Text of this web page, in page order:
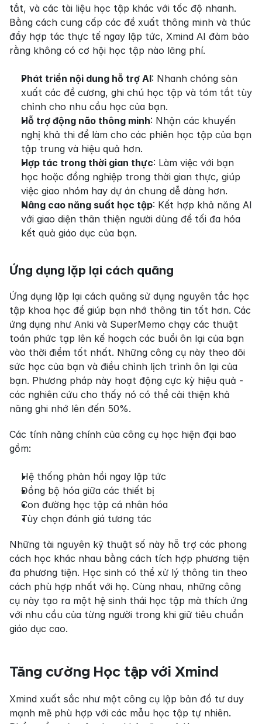
tắt, và các tài liệu học tập khác với tốc độ nhanh.
Bằng cách cung cấp các đề xuất thông minh và thúc
đẩy hợp tác thực tế ngay lập tức, Xmind AI đảm bảo
rằng không có cơ hội học tập nào lãng phí.
Phát triển nội dung hỗ trợ AI: Nhanh chóng sản
xuất các đề cương, ghi chú học tập và tóm tắt tùy
chỉnh cho nhu cầu học của bạn.
Hỗ trợ động não thông minh: Nhận các khuyến
nghị khả thi để làm cho các phiên học tập của bạn
tập trung và hiệu quả hơn.
Hợp tác trong thời gian thực: Làm việc với bạn
học hoặc đồng nghiệp trong thời gian thực, giúp
việc giao nhóm hay dự án chung dễ dàng hơn.
Nâng cao năng suất học tập: Kết hợp khả năng AI
với giao diện thân thiện người dùng để tối đa hóa
kết quả giáo dục của bạn.
Ứng dụng lặp lại cách quãng
Ứng dụng lặp lại cách quãng sử dụng nguyên tắc học
tập khoa học để giúp bạn nhớ thông tin tốt hơn. Các
ứng dụng như Anki và SuperMemo chạy các thuật
toán phức tạp lên kế hoạch các buổi ôn lại của bạn
vào thời điểm tốt nhất. Những công cụ này theo dõi
sức học của bạn và điều chỉnh lịch trình ôn lại của
bạn. Phương pháp này hoạt động cực kỳ hiệu quả -
các nghiên cứu cho thấy nó có thể cải thiện khả
năng ghi nhớ lên đến 50%.
Các tính năng chính của công cụ học hiện đại bao
gồm:
Hệ thống phản hồi ngay lập tức
Đồng bộ hóa giữa các thiết bị
Con đường học tập cá nhân hóa
Tùy chọn đánh giá tương tác
Những tài nguyên kỹ thuật số này hỗ trợ các phong
cách học khác nhau bằng cách tích hợp phương tiện
đa phương tiện. Học sinh có thể xử lý thông tin theo
cách phù hợp nhất với họ. Cùng nhau, những công
cụ này tạo ra một hệ sinh thái học tập mà thích ứng
với nhu cầu của từng người trong khi giữ tiêu chuẩn
giáo dục cao.
Tăng cường Học tập với Xmind
Xmind xuất sắc như một công cụ lập bản đồ tư duy
mạnh mẽ phù hợp với các mẫu học tập tự nhiên.